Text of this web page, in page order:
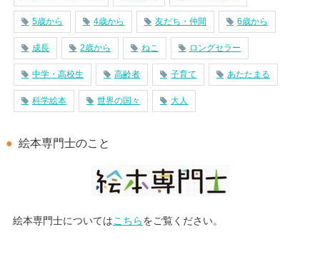
5歳から 4歳から 友だち・仲間 6歳から
成長 2歳から ねこ ロングセラー
中学・高校生 高齢者 子育て あたたまる
科学絵本 世界の国々 大人
絵本専門士のこと
絵本専門士については こちら をご覧ください。